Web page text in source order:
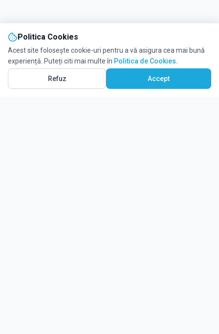
Politica Cookies
Acest site folosește cookie-uri pentru a vă asigura cea mai bună
experiență. Puteți citi mai multe în Politica de Cookies
Refuz Accept